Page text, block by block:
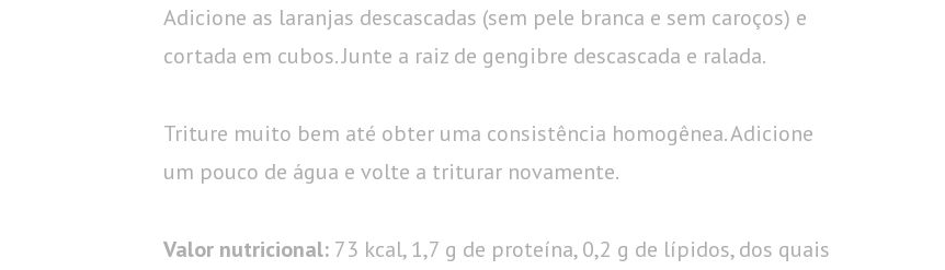
Adicione as laranjas descascadas (sem pele branca e sem caroços) e
cortada em cubos. Junte a raiz de gengibre descascada e ralada.
Triture muito bem até obter uma consistência homogênea. Adicione
um pouco de água e volte a triturar novamente.
Valor nutricional: 73 kcal, 1,7 g de proteína, 0,2 g de lípidos, dos quais